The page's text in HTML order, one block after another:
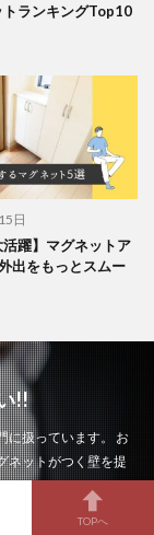
ランキングTop10
日
活躍】マグネットア
出をもっとスムー
!!
に扱っています。 お
ネットがつく壁を提
TOPへ